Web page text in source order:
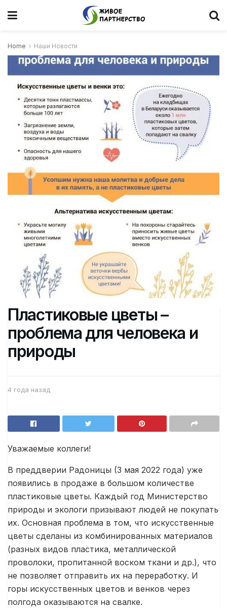
Home Наши Новости
Пластиковые цветы –
проблема для человека и
природы
4 года назад
Уважаемые коллеги!
В преддверии Радоницы (3 мая 2022 года) уже
появились в продаже в большом количестве
пластиковые цветы. Каждый год Министерство
природы и экологи призывают людей не покупать
их. Основная проблема в том, что искусственные
цветы сделаны из комбинированных материалов
(разных видов пластика, металлической
проволоки, пропитанной воском ткани и др.), что
не позволяет отправить их на переработку. И
горы искусственных цветов и венков через
полгода оказываются на свалке.